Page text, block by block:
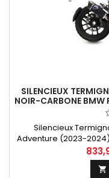
SILENCIEUX
NOIR-CARBONE
Silencieux
Adventure (2023-
noir et carbone pour
design premium.
